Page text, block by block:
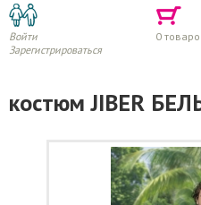
Войти
Зарегистрироваться
0
костюм JIBER